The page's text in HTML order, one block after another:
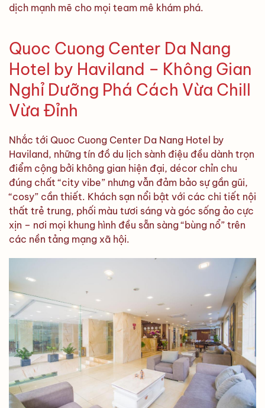
dịch mạnh mẽ cho mọi team mê khám phá.
Quoc Cuong Center Da Nang
Hotel by Haviland – Không Gian
Nghỉ Dưỡng Phá Cách Vừa Chill
Vừa Đỉnh
Nhắc tới Quoc Cuong Center Da Nang Hotel by
Haviland, những tín đồ du lịch sành điệu đều dành trọn
điểm cộng bởi không gian hiện đại, décor chỉn chu
đúng chất “city vibe” nhưng vẫn đảm bảo sự gần gũi,
“cosy” cần thiết. Khách sạn nổi bật với các chi tiết nội
thất trẻ trung, phối màu tươi sáng và góc sống ảo cực
xịn – nơi mọi khung hình đều sẵn sàng “bùng nổ” trên
các nền tảng mạng xã hội.